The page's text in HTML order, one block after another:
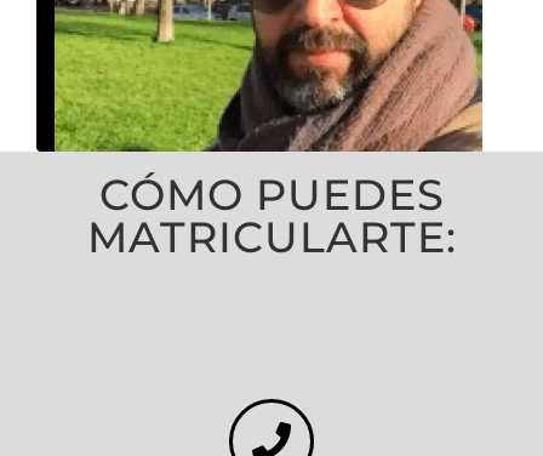
CÓMO PUEDES
MATRICULARTE: